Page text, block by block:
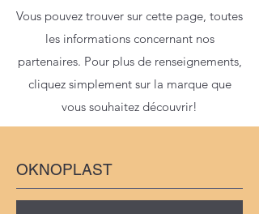
Vous pouvez trouver sur cette page, toutes
les informations concernant nos
partenaires. Pour plus de renseignements,
cliquez simplement sur la marque que
vous souhaitez découvrir!
OKNOPLAST